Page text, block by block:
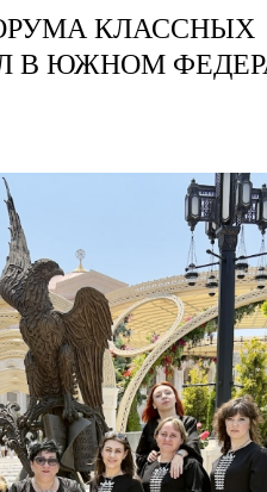
КЛАССНЫХ
В ЮЖНОМ